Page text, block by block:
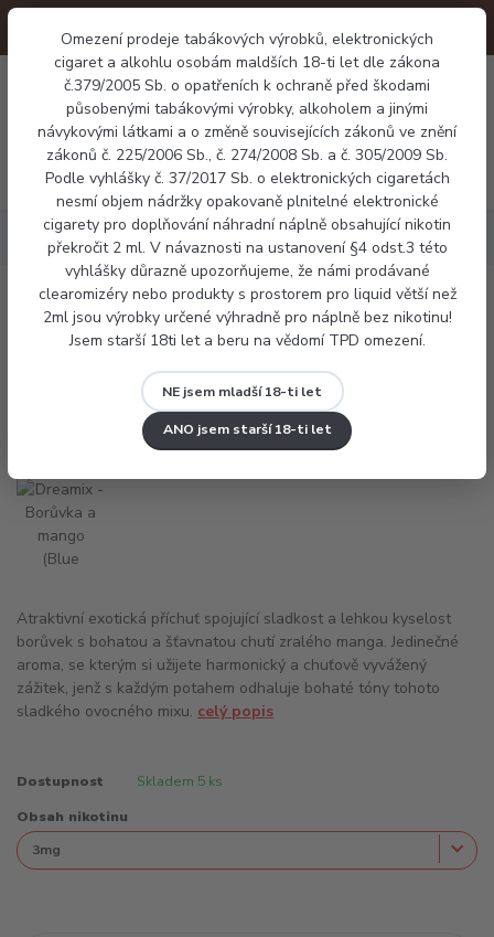
Omezení prodeje tabákových výrobků, elektronických
cigaret a alkohlu osobám maldších 18-ti let dle zákona
č.379/2005 Sb. o opatřeních k ochraně před škodami
působenými tabákovými výrobky, alkoholem a jinými
návykovými látkami a o změně souvisejících zákonů ve znění
zákonů č. 225/2006 Sb., č. 274/2008 Sb. a č. 305/2009 Sb.
Podle vyhlášky č. 37/2017 Sb. o elektronických cigaretách
nesmí objem nádržky opakovaně plnitelné elektronické
cigarety pro doplňování náhradní náplně obsahující nikotin
překročit 2 ml. V návaznosti na ustanovení §4 odst.3 této
vyhlášky důrazně upozorňujeme, že námi prodávané
clearomizéry nebo produkty s prostorem pro liquid větší než
2ml jsou výrobky určené výhradně pro náplně bez nikotinu!
Jsem starší 18ti let a beru na vědomí TPD omezení.
NE jsem mladší 18-ti let
ANO jsem starší 18-ti let
Menu
0 Kč
Náplně Dreamix - Borůvka a mango (Blue Mango)
Dreamix - Borůvka a mango (Blue
Mango)
Atraktivní exotická příchuť spojující sladkost a lehkou kyselost
borůvek s bohatou a šťavnatou chutí zralého manga. Jedinečné
aroma, se kterým si užijete harmonický a chuťově vyvážený
zážitek, jenž s každým potahem odhaluje bohaté tóny tohoto
sladkého ovocného mixu. celý popis
Dostupnost Skladem 5 ks
Obsah nikotinu